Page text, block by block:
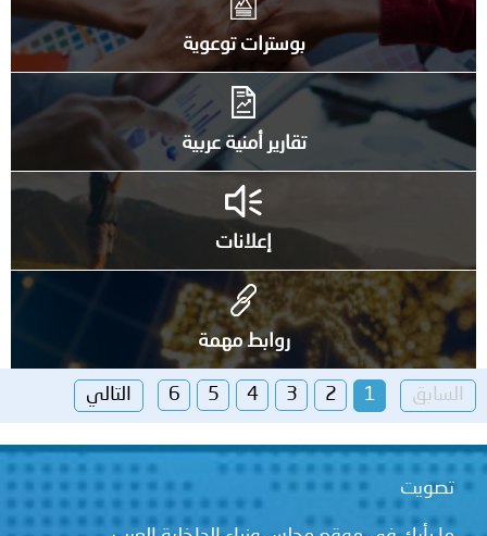
بوسترات توعوية
تقارير أمنية عربية
إعلانات
روابط مهمة
السابق 1
2
3
4
5
6 التالي
تصويت